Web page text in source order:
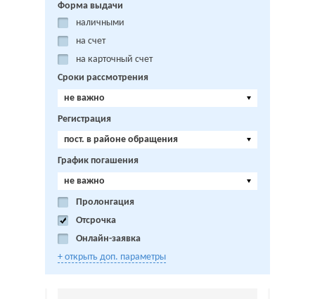
Форма выдачи
наличными
на счет
на карточный счет
Сроки рассмотрения
не важно
Регистрация
пост. в районе обращения
График погашения
не важно
Пролонгация
Отсрочка
Онлайн-заявка
+ открыть доп. параметры